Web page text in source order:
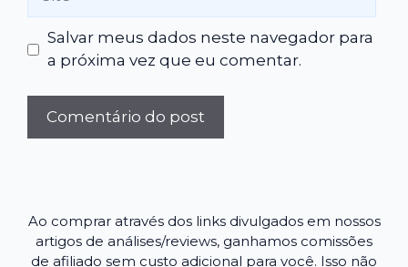
Salvar meus dados neste navegador para
a próxima vez que eu comentar.
Ao comprar através dos links divulgados em nossos
artigos de análises/reviews, ganhamos comissões
de afiliado sem custo adicional para você. Isso não